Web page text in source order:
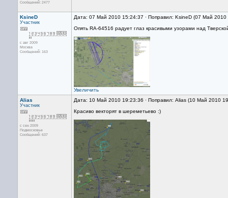
Сообщений: 2477
KsineD
Участник
с авг 2009
Москва
Сообщений: 163
Дата: 07 Май 2010 15:24:37 · Поправил: KsineD (07 Май
Опять RA-64516 радует глаз красивыми узорами над
Увеличить
Alias
Участник
с сен 2009
Подмосковье
Сообщений: 637
Дата: 10 Май 2010 19:23:36 · Поправил: Alias (10 Май 2010
Красиво векторят в шереметьево :)